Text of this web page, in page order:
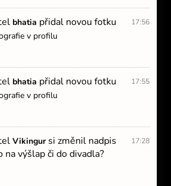
bhatia přidal novou fotku 17:56
bhatia přidal novou fotku 17:55
Vikingursi změnil nadpis 17:28
na výšlap či do divadla?